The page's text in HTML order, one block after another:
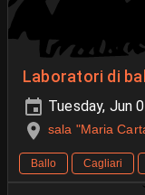
Laboratori di
Tuesday, Jun
sala "Maria
Ballo Cagliari